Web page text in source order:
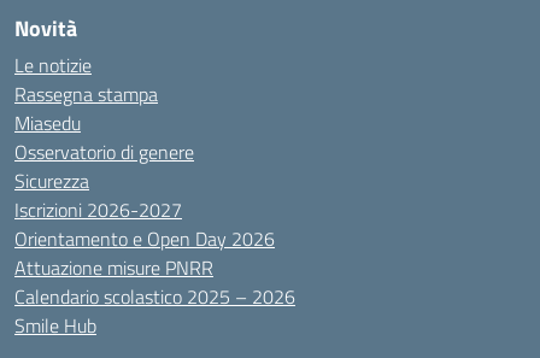
Novità
Le notizie
Rassegna stampa
Miasedu
Osservatorio di genere
Sicurezza
Iscrizioni 2026-2027
Orientamento e Open Day 2026
Attuazione misure PNRR
Calendario scolastico 2025 – 2026
Smile Hub